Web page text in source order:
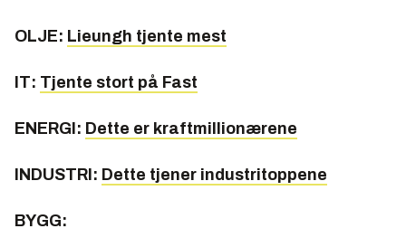
OLJE: Lieungh tjente mest
IT: Tjente stort på Fast
ENERGI: Dette er kraftmillionærene
INDUSTRI: Dette tjener industritoppene
BYGG: